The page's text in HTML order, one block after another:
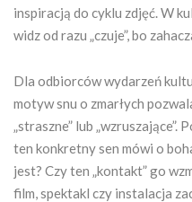
inspiracją do cyklu zdjęć. W
widz od razu „czuje”, bo
Dla odbiorców wydarzeń
motyw snu o zmarłych
„straszne” lub
ten konkretny sen mówi o
jest? Czy ten „kontakt” go
film, spektakl czy instalacja